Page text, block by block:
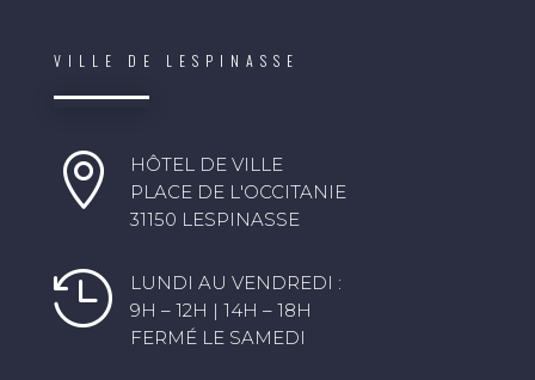
VILLE DE LESPINASSE

HÔTEL DE VILLE
PLACE DE L'OCCITANIE
31150 LESPINASSE

LUNDI AU VENDREDI :
9H – 12H | 14H – 18H
FERMÉ LE SAMEDI